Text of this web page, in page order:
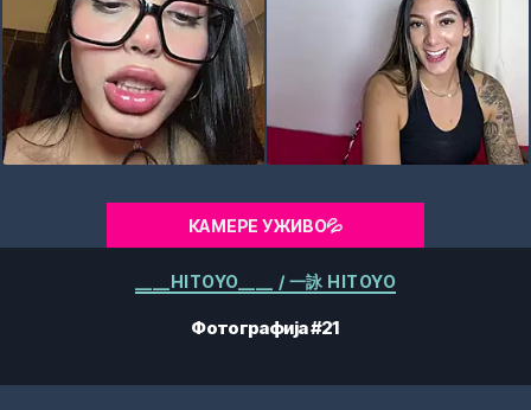
КАМЕРЕ УЖИВО💦
Категорије
____HITOYO____ / 一詠 HITOYO
Фотографија #21